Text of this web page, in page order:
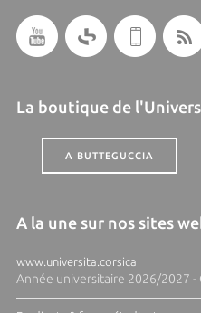
La boutique de
A BUTTEGUCCIA
A la une sur nos sites
www.universita.corsica
Année universitaire 2026/2027 -